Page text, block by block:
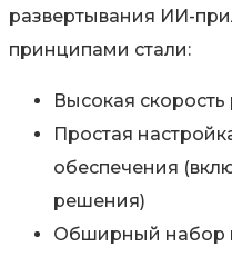
развертывания ИИ-
принципами стали:
Высокая скорость
Простая
обеспечения
решения)
Обширный набор